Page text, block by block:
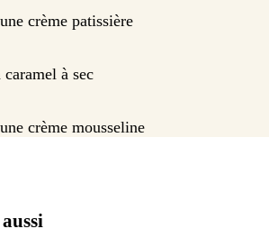
crème patissière
à sec
crème mousseline